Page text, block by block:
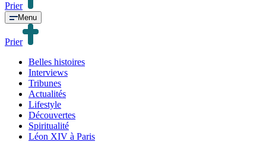
Prier
Menu
Prier
Belles histoires
Interviews
Tribunes
Actualités
Lifestyle
Découvertes
Spiritualité
Léon XIV à Paris